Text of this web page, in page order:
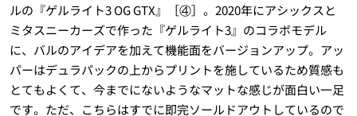
ルの『ゲルライト3 OG GTX』［④］。2020年にアシックスと
ミタスニーカーズで作った『ゲルライト3』のコラボモデル
に、バルのアイデアを加えて機能面をバージョンアップ。アッ
パーはデュラパックの上からプリントを施しているため質感も
とてもよくて、今までにないようなマットな感じが面白い一足
です。ただ、こちらはすでに即完ソールドアウトしているので